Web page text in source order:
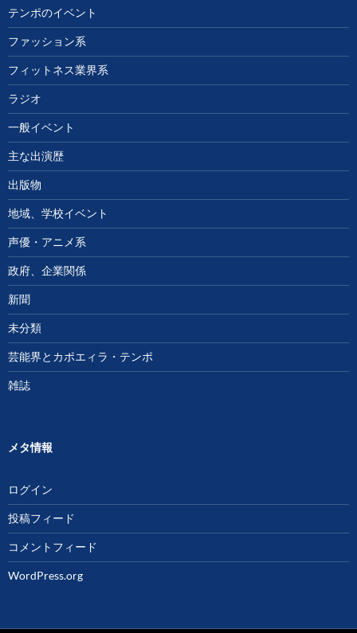
テンポのイベント
ファッション系
フィットネス業界系
ラジオ
一般イベント
主な出演歴
出版物
地域、学校イベント
声優・アニメ系
政府、企業関係
新聞
未分類
芸能界とカポエィラ・テンポ
雑誌
メタ情報
ログイン
投稿フィード
コメントフィード
WordPress.org